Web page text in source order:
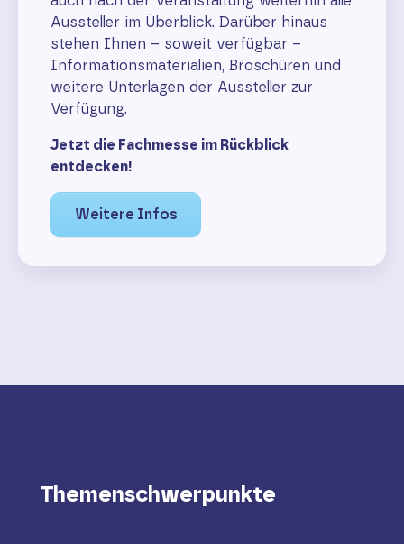
Aussteller im Überblick. Darüber hinaus
stehen Ihnen – soweit verfügbar –
Informationsmaterialien, Broschüren und
weitere Unterlagen der Aussteller zur
Verfügung.
Jetzt die Fachmesse im Rückblick
entdecken!
Weitere Infos
Themenschwerpunkte